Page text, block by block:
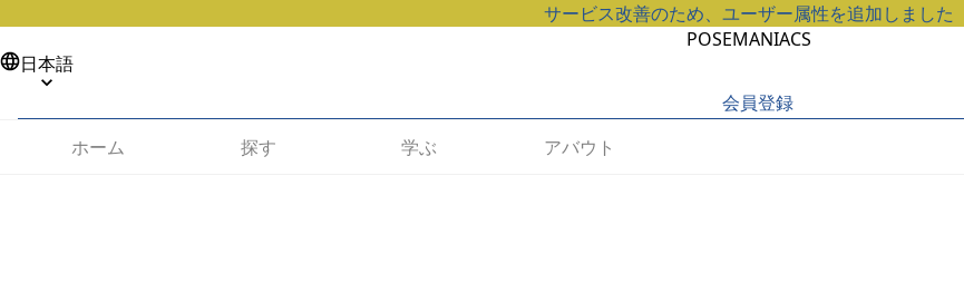
サービス改善のため、ユーザー属性を追加しました
POSEMANIACS
日本語
会員登録
ホーム
探す 学ぶ アバウト